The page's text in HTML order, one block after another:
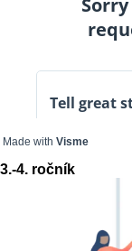
Made with Visme
3.-4. ročník